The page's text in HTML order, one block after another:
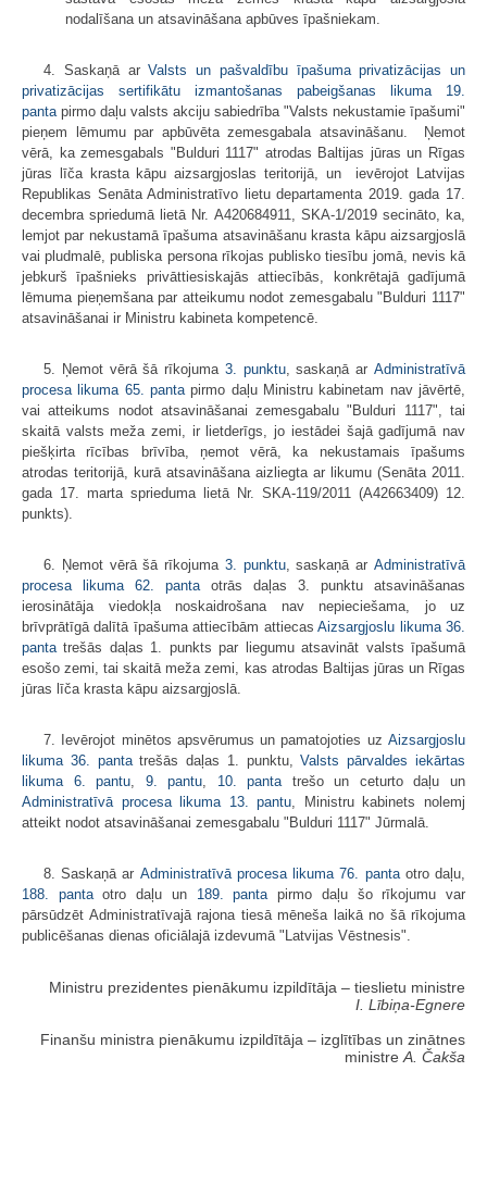
nodalīšana un atsavināšana apbūves īpašniekam.
4. Saskaņā arValsts un pašvaldību īpašuma privatizācijas un
privatizācijas sertifikātu izmantošanas pabeigšanas likuma
19.
pantapirmo daļu valsts akciju sabiedrība "Valsts nekustamie īpašumi"
pieņem lēmumu par apbūvēta zemesgabala atsavināšanu. Ņemot
vērā, ka zemesgabals "Bulduri 1117" atrodas Baltijas jūras un Rīgas
jūras līča krasta kāpu aizsargjoslas teritorijā, un ievērojot Latvijas
Republikas Senāta Administratīvo lietu departamenta 2019. gada 17.
decembra spriedumā lietā Nr. A420684911, SKA-1/2019 secināto, ka,
lemjot par nekustamā īpašuma atsavināšanu krasta kāpu aizsargjoslā
vai pludmalē, publiska persona rīkojas publisko tiesību jomā, nevis kā
jebkurš īpašnieks privāttiesiskajās attiecībās, konkrētajā gadījumā
lēmuma pieņemšana par atteikumu nodot zemesgabalu "Bulduri 1117"
atsavināšanai ir Ministru kabineta kompetencē.
5. Ņemot vērā šā rīkojuma 3. punktu, saskaņā arAdministratīvā
procesa likuma 65. pantapirmo daļu Ministru kabinetam nav jāvērtē,
vai atteikums nodot atsavināšanai zemesgabalu "Bulduri 1117", tai
skaitā valsts meža zemi, ir lietderīgs, jo iestādei šajā gadījumā nav
piešķirta rīcības brīvība, ņemot vērā, ka nekustamais īpašums
atrodas teritorijā, kurā atsavināšana aizliegta ar likumu (Senāta 2011.
gada 17. marta sprieduma lietā Nr. SKA-119/2011 (A42663409) 12.
punkts).
6. Ņemot vērā šā rīkojuma 3. punktu, saskaņā arAdministratīvā
procesa likuma
62. pantaotrās daļas 3. punktu atsavināšanas
ierosinātāja viedokļa noskaidrošana nav nepieciešama, jo uz
brīvprātīgā dalītā īpašuma attiecībām attiecasAizsargjoslu likuma 36.
pantatrešās daļas 1. punkts par liegumu atsavināt valsts īpašumā
esošo zemi, tai skaitā meža zemi, kas atrodas Baltijas jūras un Rīgas
jūras līča krasta kāpu aizsargjoslā.
7. Ievērojot minētos apsvērumus un pamatojoties uz Aizsargjoslu
likuma 36. pantatrešās daļas 1. punktu,Valsts pārvaldes iekārtas
likuma
6. pantu, 9. pantu, 10. pantatrešo un ceturto daļu un
Administratīvā procesa likuma 13. pantu, Ministru kabinets nolemj
atteikt nodot atsavināšanai zemesgabalu "Bulduri 1117" Jūrmalā.
8. Saskaņā ar Administratīvā procesa likuma 76. pantaotro daļu,
188. pantaotro daļu un 189. pantapirmo daļu šo rīkojumu var
pārsūdzēt Administratīvajā rajona tiesā mēneša laikā no šā rīkojuma
publicēšanas dienas oficiālajā izdevumā "Latvijas Vēstnesis".
Ministru prezidentes pienākumu izpildītāja ‒ tieslietu ministre
I. Lībiņa-Egnere
Finanšu ministra pienākumu izpildītāja ‒ izglītības un zinātnes
ministre A. Čakša